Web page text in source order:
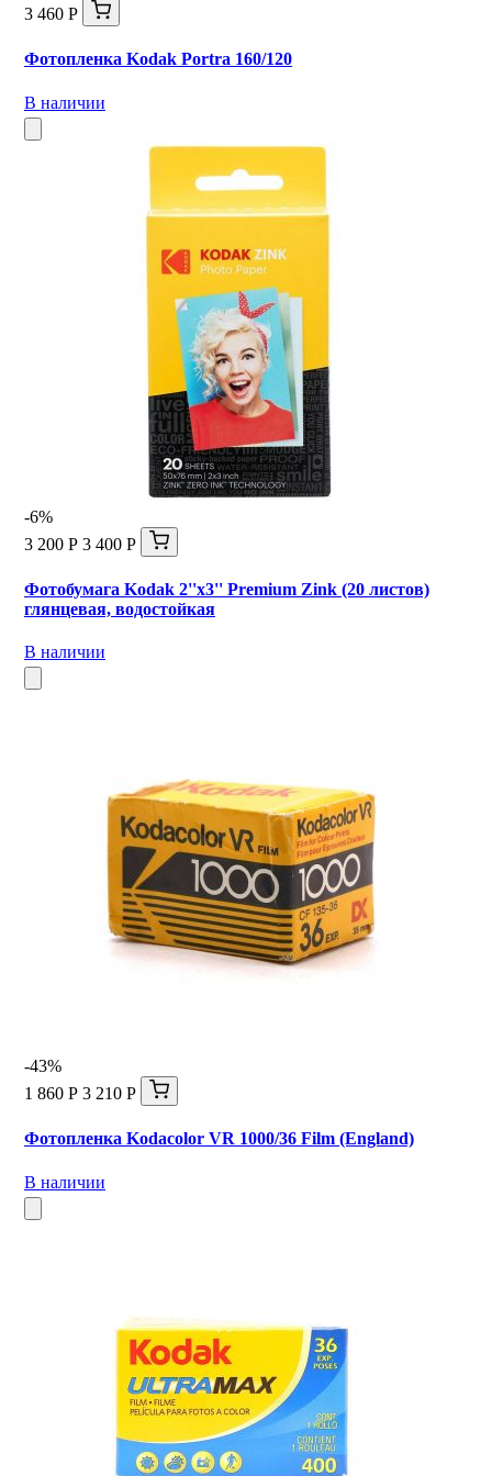
3 460 Р
Фотопленка Kodak Portra 160/120
В наличии
-6%
3 200 Р 3 400 Р
Фотобумага Kodak 2''x3'' Premium Zink (20 листов)
глянцевая, водостойкая
В наличии
-43%
1 860 Р 3 210 Р
Фотопленка Kodacolor VR 1000/36 Film (England)
В наличии